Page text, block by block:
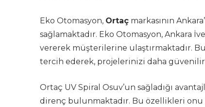
Eko Otomasyon, Ortaç markasının
sağlamaktadır. Eko Otomasyon, Ankara
vererek müşterilerine ulaştırmaktadır.
tercih ederek, projelerinizi daha
Ortaç UV Spiral Osuv’un sağladığı
direnç bulunmaktadır. Bu özellikleri onu